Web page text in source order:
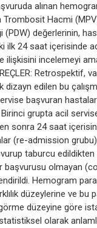
alınan
Trombosit Hacmi
(PDW) değerlerinin,
ilk 24 saat içerisinde
ilişkisini incelemeyi
Retrospektif,
dizayn edilen bu
başvuran
Birinci grupta acil
sonra 24 saat
(re-admission
taburcu
başvurusu olmayan
Hemogram
düzeylerine ve bu
düzeyine göre
olarak